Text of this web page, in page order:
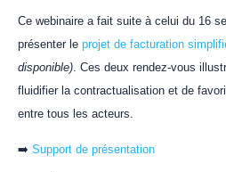
Ce webinaire a fait suite à celui du 16
présenter le projet de facturation
disponible) . Ces deux rendez-vous
fluidifier la contractualisation et de
entre tous les acteurs.
➡️ Support de présentation